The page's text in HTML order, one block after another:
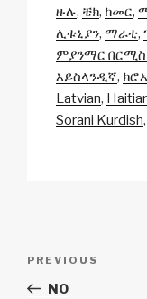
ዙሉ ቼክ ከመር
ሊቱኒያን ማራቲ
ምያንማር በርሚስ
አይስላንዲኛ
Latvian
Sorani Kurdish
Previous
Post
PREVIOUS
NO